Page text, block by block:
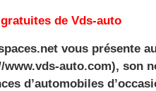
de Vds-auto
vous présente
auto.com), son
d’automobiles